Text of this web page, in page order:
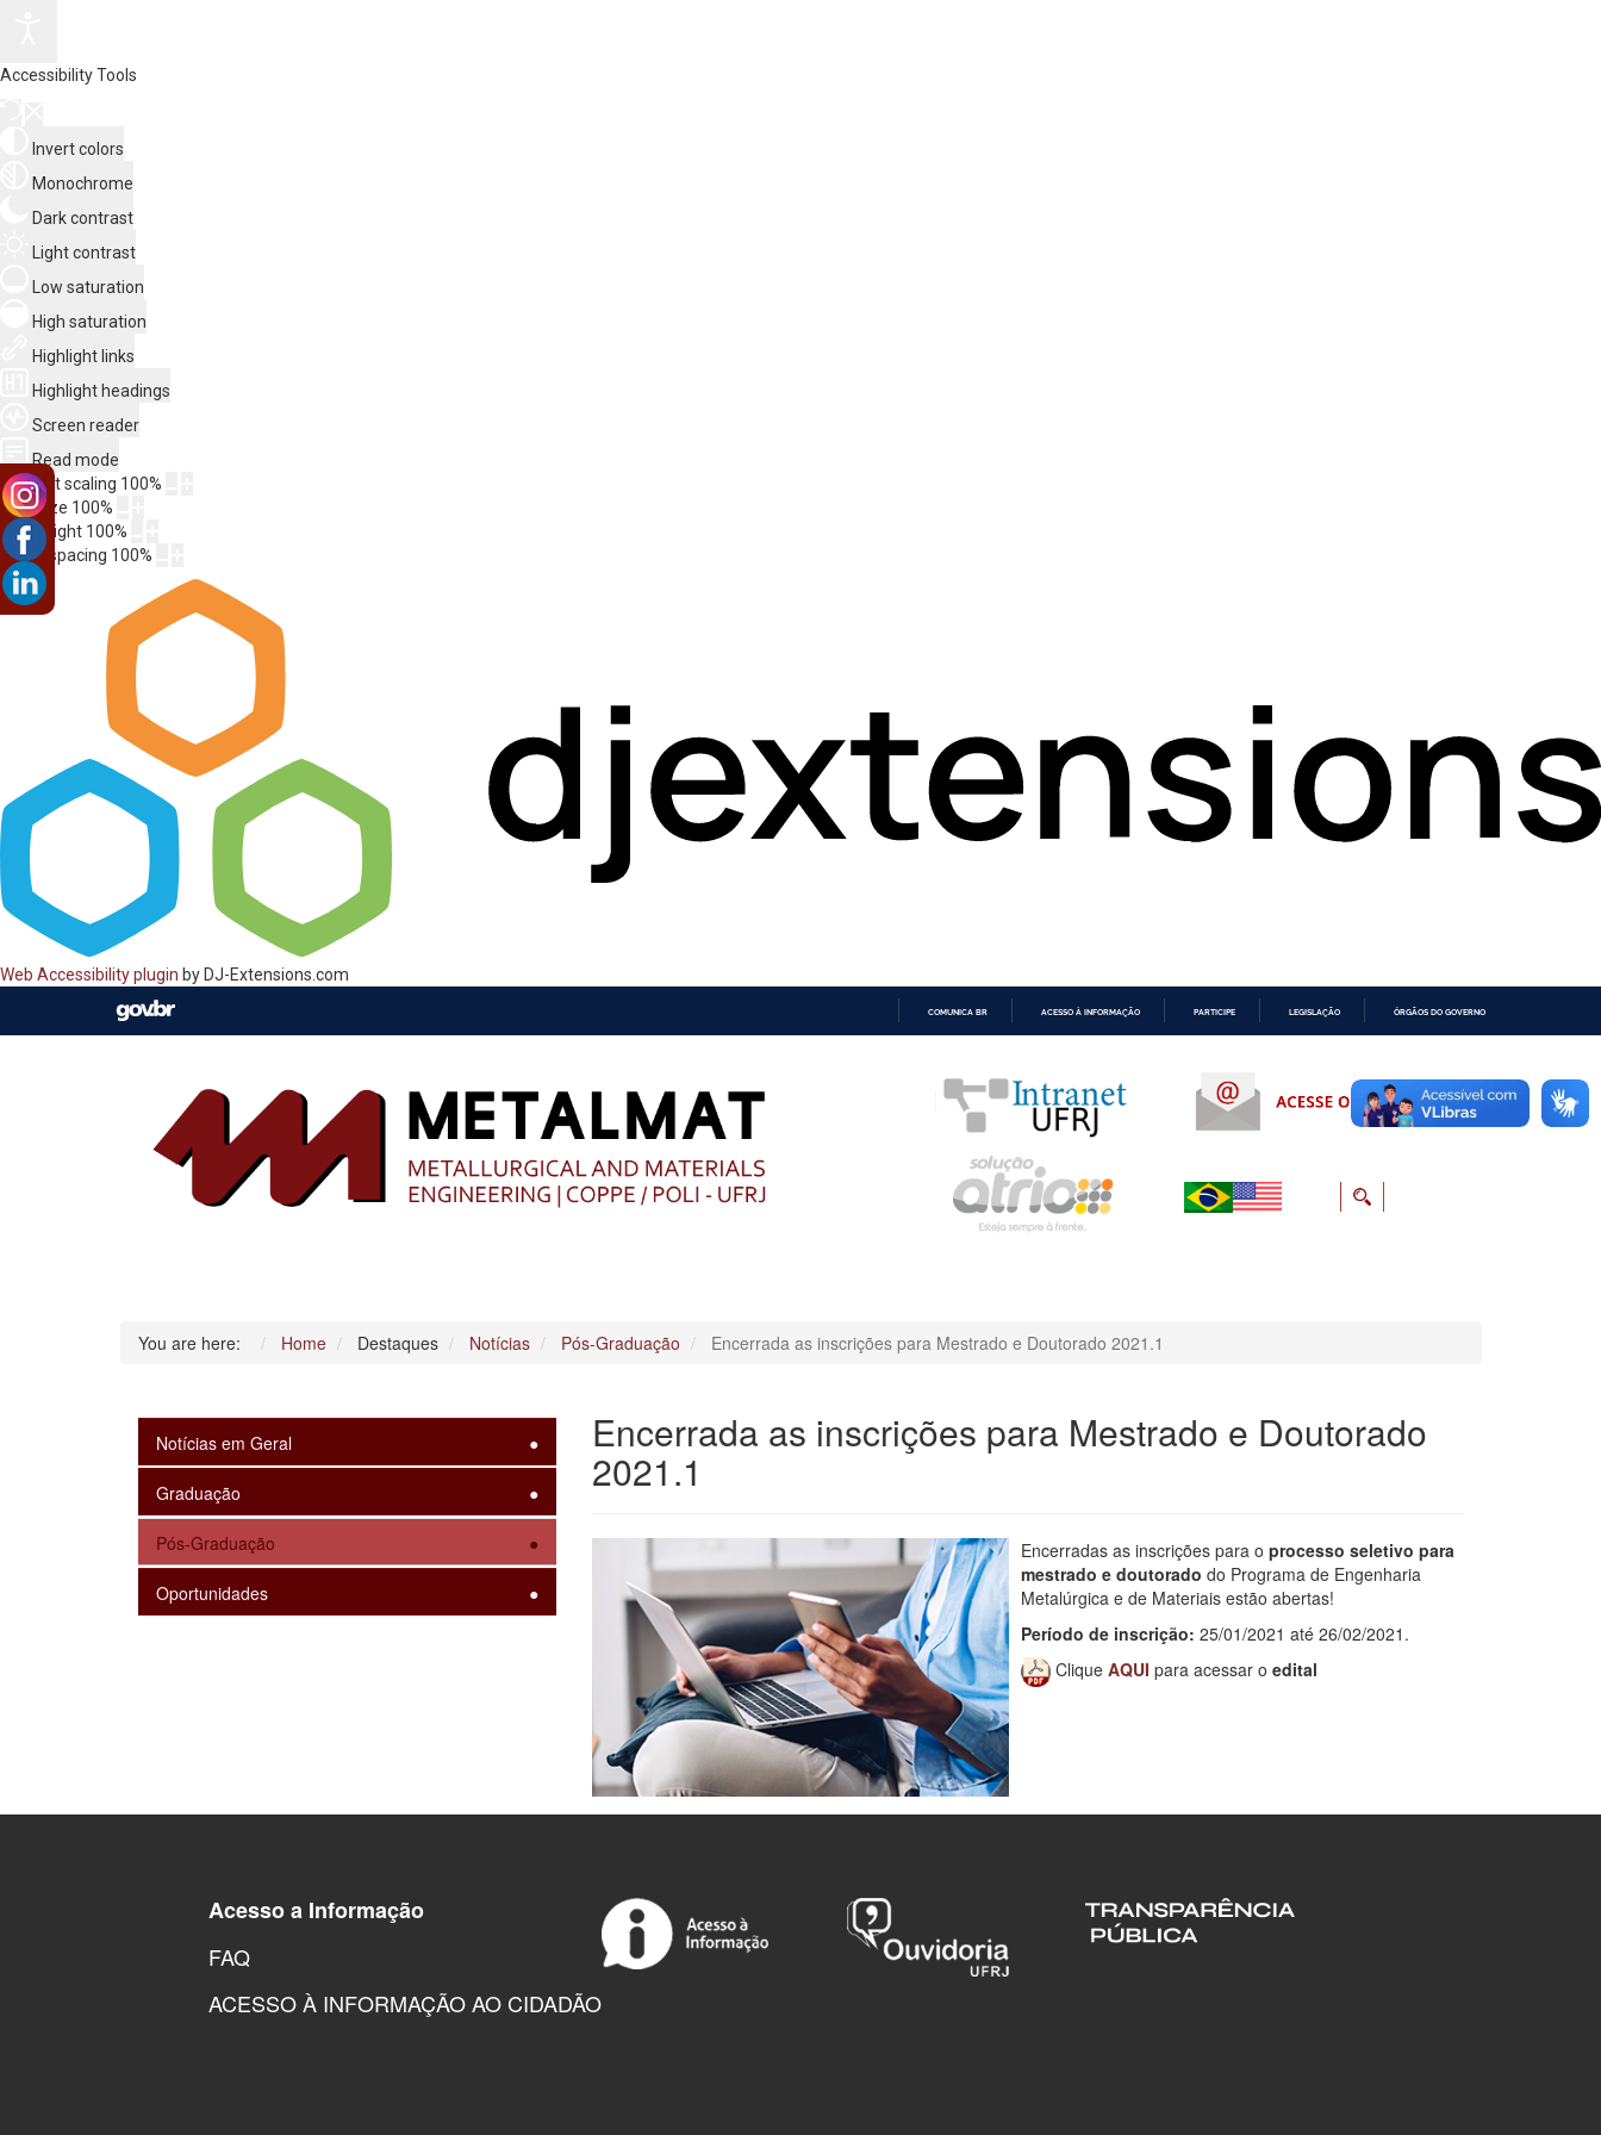
Accessibility Tools
Invert colors
Monochrome
Dark contrast
Light contrast
Low saturation
High saturation
Highlight links
Highlight headings
Screen reader
Read mode
Content scaling 100%
Font size 100%
Line height 100%
Letter spacing 100%
Web Accessibility plugin by DJ-Extensions.com
COMUNICA BR ACESSO À INFORMAÇÃO PARTICIPE LEGISLAÇÃO ÓRGÃOS DO GOVERNO
You are here: Home Destaques Notícias Pós-Graduação Encerrada as inscrições para Mestrado e Doutorado 2021.1
Notícias em Geral
Graduação
Pós-Graduação
Oportunidades
Encerrada as inscrições para Mestrado e Doutorado
2021.1
Encerradas as inscrições para o processo seletivo para
mestrado e doutorado do Programa de Engenharia
Metalúrgica e de Materiais estão abertas!
Período de inscrição: 25/01/2021 até 26/02/2021.
Clique AQUI para acessar o edital
Acesso a Informação
FAQ
ACESSO À INFORMAÇÃO AO CIDADÃO